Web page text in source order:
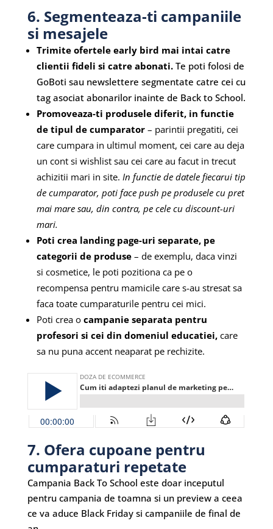
6. Segmenteaza-ti campaniile
si mesajele
Trimite ofertele early bird mai intai catre
clientii fideli si catre abonati. Te poti folosi de
GoBoti sau newslettere segmentate catre cei cu
tag asociat abonarilor inainte de Back to School.
Promoveaza-ti produsele diferit, in functie
de tipul de cumparator – parintii pregatiti, cei
care cumpara in ultimul moment, cei care au deja
un cont si wishlist sau cei care au facut in trecut
achizitii mari in site. In functie de datele fiecarui tip
de cumparator, poti face push pe produsele cu pret
mai mare sau, din contra, pe cele cu discount-uri
mari.
Poti crea landing page-uri separate, pe
categorii de produse– de exemplu, daca vinzi
si cosmetice, le poti pozitiona ca pe o
recompensa pentru mamicile care s-au stresat sa
faca toate cumparaturile pentru cei mici.
Poti crea o campanie separata pentru
profesori si cei din domeniul educatiei,care
sa nu puna accent neaparat pe rechizite.
7. Ofera cupoane pentru
cumparaturi repetate
Campania Back To School este doar inceputul
pentru campania de toamna si un preview a ceea
ce va aduce Black Friday si campaniile de final de